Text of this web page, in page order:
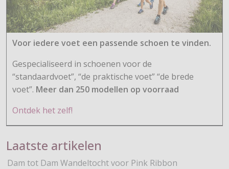
Voor iedere voet een passende schoen te vinden.
Gespecialiseerd in schoenen voor de
“standaardvoet”, “de praktische voet” “de brede
voet”. Meer dan 250 modellen op voorraad
Ontdek het zelf!
Laatste artikelen
Dam tot Dam Wandeltocht voor Pink Ribbon